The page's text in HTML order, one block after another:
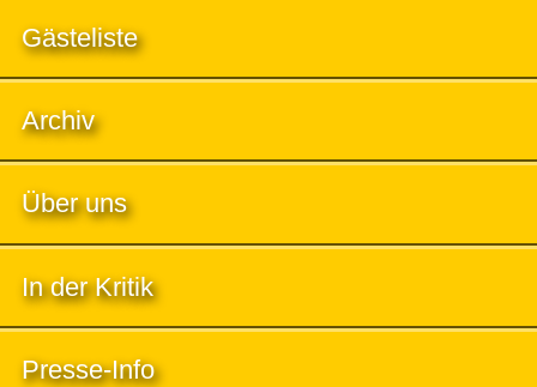
Gästeliste
Archiv
Über uns
In der Kritik
Presse-Info